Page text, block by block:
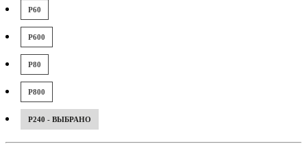
P60
P600
P80
P800
P240 - ВЫБРАНО